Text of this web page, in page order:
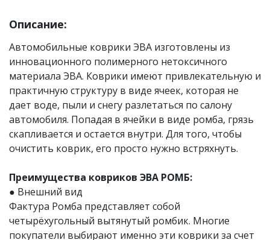
Описание:
Автомобильные коврики ЭВА изготовлены из
инновационного полимерного нетоксичного
материала ЭВА. Коврики имеют привлекательную и
практичную структуру в виде ячеек, которая не
дает воде, пыли и снегу разлетаться по салону
автомобиля. Попадая в ячейки в виде ромба, грязь
скапливается и остается внутри. Для того, чтобы
очистить коврик, его просто нужно встряхнуть.
Преимущества ковриков ЭВА РОМБ:
● Внешний вид
Фактура Ромба представляет собой
четырёхугольный вытянутый ромбик. Многие
покупатели выбирают именно эти коврики за счет